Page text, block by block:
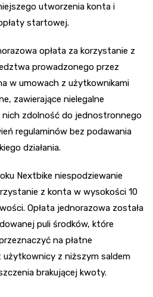
utworzenia konta i
startowej.
opłata za korzystanie z
prowadzonego przez
w umowach z użytkownikami
zawierające nielegalne
nich zdolność do jednostronnego
regulaminów bez podawania
działania.
Nextbike niespodziewanie
z konta w wysokości 10
Opłata jednorazowa została
puli środków, które
na płatne
z niższym saldem
brakującej kwoty.